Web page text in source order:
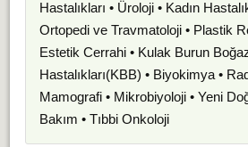
Hastalıkları • Üroloji • Kadın
Ortopedi ve Travmatoloji • Plastik
Estetik Cerrahi • Kulak Burun
Hastalıkları(KBB) • Biyokimya •
Mamografi • Mikrobiyoloji • Yeni
Bakım • Tıbbi Onkoloji